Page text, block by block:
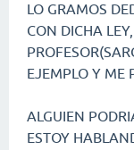
LO GRAMOS
CON DICHA
EJEMPLO Y ME
ALGUIEN
ESTOY